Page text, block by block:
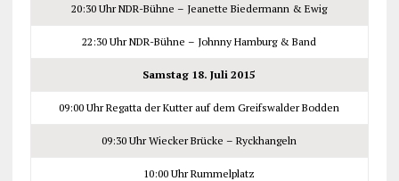
20:30 Uhr NDR-Bühne – Jeanette Biedermann & Ewig
22:30 Uhr NDR-Bühne – Johnny Hamburg & Band
Samstag 18. Juli 2015
09:00 Uhr Regatta der Kutter auf dem Greifswalder Bodden
09:30 Uhr Wiecker Brücke – Ryckhangeln
10:00 Uhr Rummelplatz